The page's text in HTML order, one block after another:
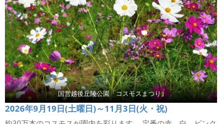
国営越後丘陵公園「コスモスまつり｣
2026年9月19日(土曜日)～11月3日(火・祝)